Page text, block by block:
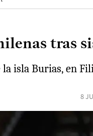
tras
isla Burias, en
8